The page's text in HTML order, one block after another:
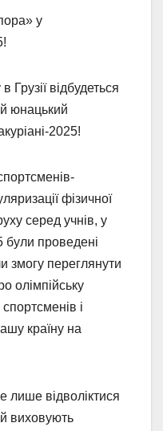
у
відбудеться
юнацький
2025!
фізичної
серед учнів, у
були проведені
змогу переглянути
олімпійську
і
країну на
лише відволіктися
й виховують